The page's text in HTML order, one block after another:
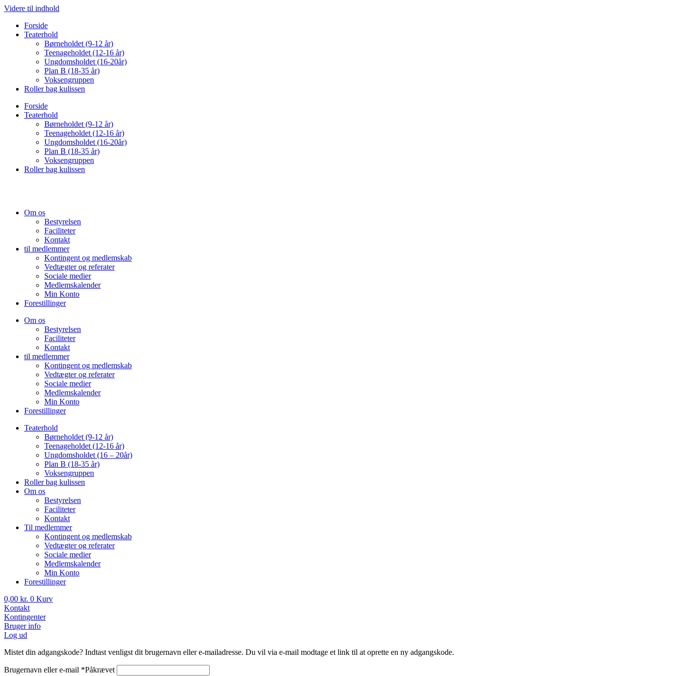
Videre til indhold
Forside
Teaterhold
Børneholdet (9-12 år)
Teenageholdet (12-16 år)
Ungdomsholdet (16-20år)
Plan B (18-35 år)
Voksengruppen
Roller bag kulissen
Forside
Teaterhold
Børneholdet (9-12 år)
Teenageholdet (12-16 år)
Ungdomsholdet (16-20år)
Plan B (18-35 år)
Voksengruppen
Roller bag kulissen
Om os
Bestyrelsen
Faciliteter
Kontakt
til medlemmer
Kontingent og medlemskab
Vedtægter og referater
Sociale medier
Medlemskalender
Min Konto
Forestillinger
Om os
Bestyrelsen
Faciliteter
Kontakt
til medlemmer
Kontingent og medlemskab
Vedtægter og referater
Sociale medier
Medlemskalender
Min Konto
Forestillinger
Teaterhold
Børneholdet (9-12 år)
Teenageholdet (12-16 år)
Ungdomsholdet (16 – 20år)
Plan B (18-35 år)
Voksengruppen
Roller bag kulissen
Om os
Bestyrelsen
Faciliteter
Kontakt
Til medlemmer
Kontingent og medlemskab
Vedtægter og referater
Sociale medier
Medlemskalender
Min Konto
Forestillinger
0,00 kr. 0 Kurv
Kontakt
Kontingenter
Bruger info
Log ud
Mistet din adgangskode? Indtast venligst dit brugernavn eller e-mailadresse. Du vil via e-mail modtage et link til at oprette en ny adgangskode.
Brugernavn eller e-mail *Påkrævet